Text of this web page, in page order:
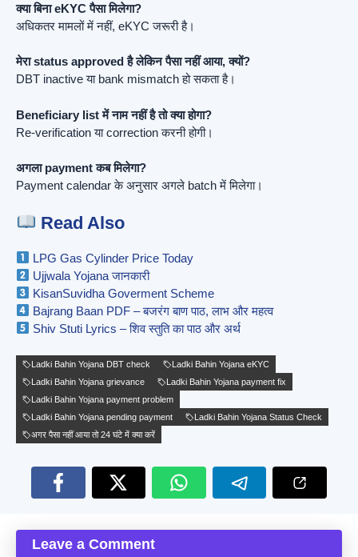
क्या बिना eKYC पैसा मिलेगा?
अधिकतर मामलों में नहीं, eKYC जरूरी है।
मेरा status approved है लेकिन पैसा नहीं आया, क्यों?
DBT inactive या bank mismatch हो सकता है।
Beneficiary list में नाम नहीं है तो क्या होगा?
Re-verification या correction करनी होगी।
अगला payment कब मिलेगा?
Payment calendar के अनुसार अगले batch में मिलेगा।
Read Also
LPG Gas Cylinder Price Today
Ujjwala Yojana जानकारी
KisanSuvidha Goverment Scheme
Bajrang Baan PDF – बजरंग बाण पाठ, लाभ और महत्व
Shiv Stuti Lyrics – शिव स्तुति का पाठ और अर्थ
Ladki Bahin Yojana DBT check
Ladki Bahin Yojana eKYC
Ladki Bahin Yojana grievance
Ladki Bahin Yojana payment fix
Ladki Bahin Yojana payment problem
Ladki Bahin Yojana pending payment
Ladki Bahin Yojana Status Check
अगर पैसा नहीं आया तो 24 घंटे में क्या करें
Leave a Comment